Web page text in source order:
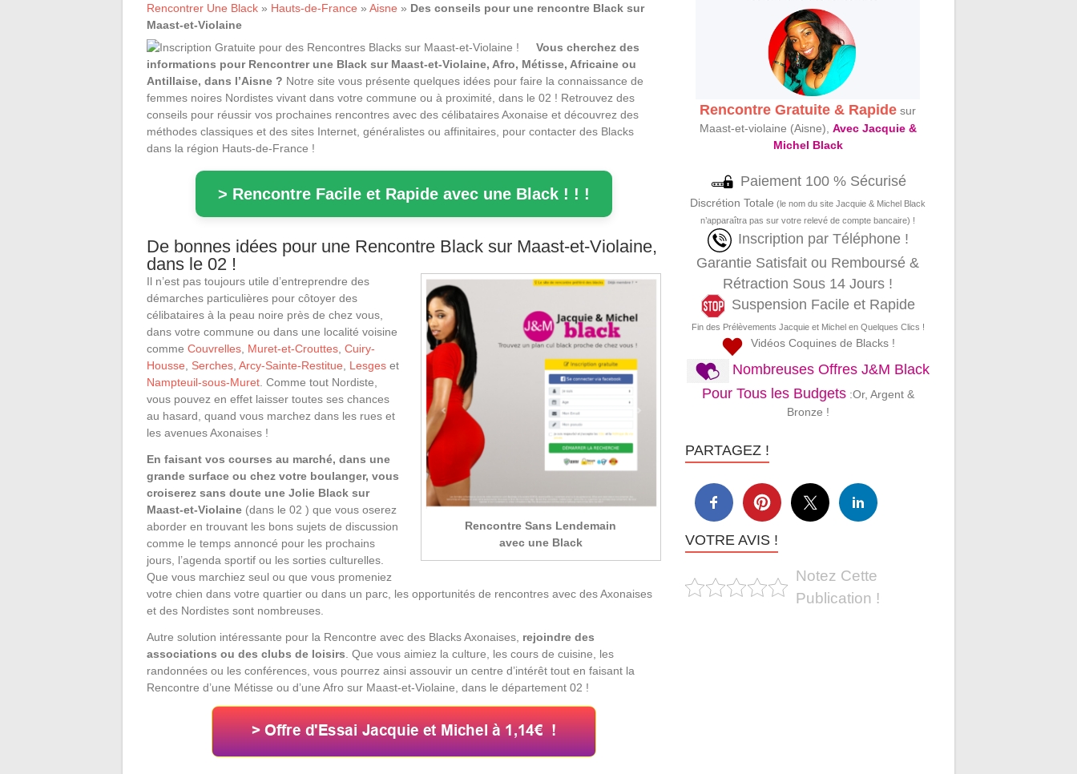
Rencontrer Une Black » Hauts-de-France » Aisne » Des conseils pour une rencontre Black sur
Maast-et-Violaine
Vous cherchez des
informations pour Rencontrer une Black sur Maast-et-Violaine, Afro, Métisse, Africaine ou
Antillaise, dans l’Aisne ? Notre site vous présente quelques idées pour faire la connaissance de
femmes noires Nordistes vivant dans votre commune ou à proximité, dans le 02 ! Retrouvez des
conseils pour réussir vos prochaines rencontres avec des célibataires Axonaise et découvrez des
méthodes classiques et des sites Internet, généralistes ou affinitaires, pour contacter des Blacks
dans la région Hauts-de-France !
> Rencontre Facile et Rapide avec une Black ! ! !
De bonnes idées pour une Rencontre Black sur Maast-et-Violaine,
dans le 02 !
Rencontre Sans Lendemain
avec une Black
Il n’est pas toujours utile d’entreprendre des
démarches particulières pour côtoyer des
célibataires à la peau noire près de chez vous,
dans votre commune ou dans une localité voisine
comme Couvrelles Muret-et-Crouttes Cuiry-
Housse
Serches Arcy-Sainte-Restitue Lesges et
Nampteuil-sous-Muret . Comme tout Nordiste,
vous pouvez en effet laisser toutes ses chances
au hasard, quand vous marchez dans les rues et
les avenues Axonaises !
En faisant vos courses au marché, dans une
grande surface ou chez votre boulanger, vous
croiserez sans doute une Jolie Black sur
Maast-et-Violaine (dans le 02 ) que vous oserez
aborder en trouvant les bons sujets de discussion
comme le temps annoncé pour les prochains
jours, l’agenda sportif ou les sorties culturelles.
Que vous marchiez seul ou que vous promeniez
votre chien dans votre quartier ou dans un parc, les opportunités de rencontres avec des Axonaises
et des Nordistes sont nombreuses.
Autre solution intéressante pour la Rencontre avec des Blacks Axonaises, rejoindre des
associations ou des clubs de loisirs . Que vous aimiez la culture, les cours de cuisine, les
randonnées ou les conférences, vous pourrez ainsi assouvir un centre d’intérêt tout en faisant la
Rencontre d’une Métisse ou d’une Afro sur Maast-et-Violaine, dans le département 02 !
Rencontre Gratuite & Rapide sur
Maast-et-violaine (Aisne), Avec Jacquie &
Michel Black
Paiement 100 % Sécurisé
Discrétion Totale (le nom du site Jacquie & Michel Black
n’apparaîtra pas sur votre relevé de compte bancaire) !
Inscription par Téléphone !
Garantie Satisfait ou Remboursé &
Rétraction Sous 14 Jours !
Suspension Facile et Rapide
Fin des Prélèvements Jacquie et Michel en Quelques Clics !
Vidéos Coquines de Blacks !
Nombreuses Offres J&M Black
Pour Tous les Budgets:Or, Argent &
Bronze !
PARTAGEZ !
VOTRE AVIS !
Notez Cette
Publication !